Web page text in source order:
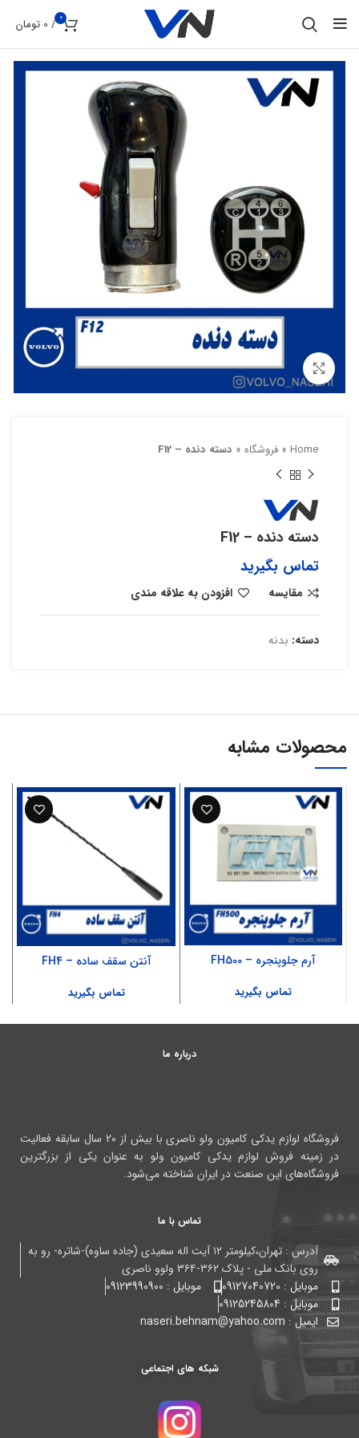
0
/
0 تومان
بزرگنمایی تصویر
Home
» فروشگاه » دسته دنده – F12
دسته دنده – F12
تماس بگیرید
مقایسه افزودن به علاقه مندی
دسته: بدنه
محصولات مشابه
آرم جلوپنجره – FH500
تماس بگیرید
آنتن سقف ساده – FH4
تماس بگیرید
درباره ما
فروشگاه لوازم یدکی کامیون ولو ناصری با بیش از ۲۰ سال سابقه فعالیت
در زمینه فروش لوازم یدکی کامیون ولو به عنوان یکی از بزرگترین
فروشگاه‌های این صنعت در ایران شناخته می‌شود.
تماس با ما
آدرس : تهران،کیلومتر ۱۲ آیت اله سعیدی (جاده ساوه)-شاتره- رو به
روی بانک ملی - پلاک ۳۶۲-۳۶۴ ولوو ناصری
موبایل : 09127040720
موبایل : 09123990900
موبایل : 09125245804
ایمیل : naseri.behnam@yahoo.com
شبکه های اجتماعی